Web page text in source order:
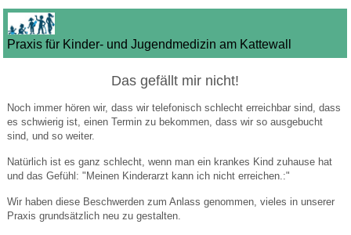
Praxis für Kinder- und Jugendmedizin am Kattewall
Das gefällt mir nicht!
Noch immer hören wir, dass wir telefonisch schlecht erreichbar sind, dass
es schwierig ist, einen Termin zu bekommen, dass wir so ausgebucht
sind, und so weiter.
Natürlich ist es ganz schlecht, wenn man ein krankes Kind zuhause hat
und das Gefühl: "Meinen Kinderarzt kann ich nicht erreichen.:"
Wir haben diese Beschwerden zum Anlass genommen, vieles in unserer
Praxis grundsätzlich neu zu gestalten.